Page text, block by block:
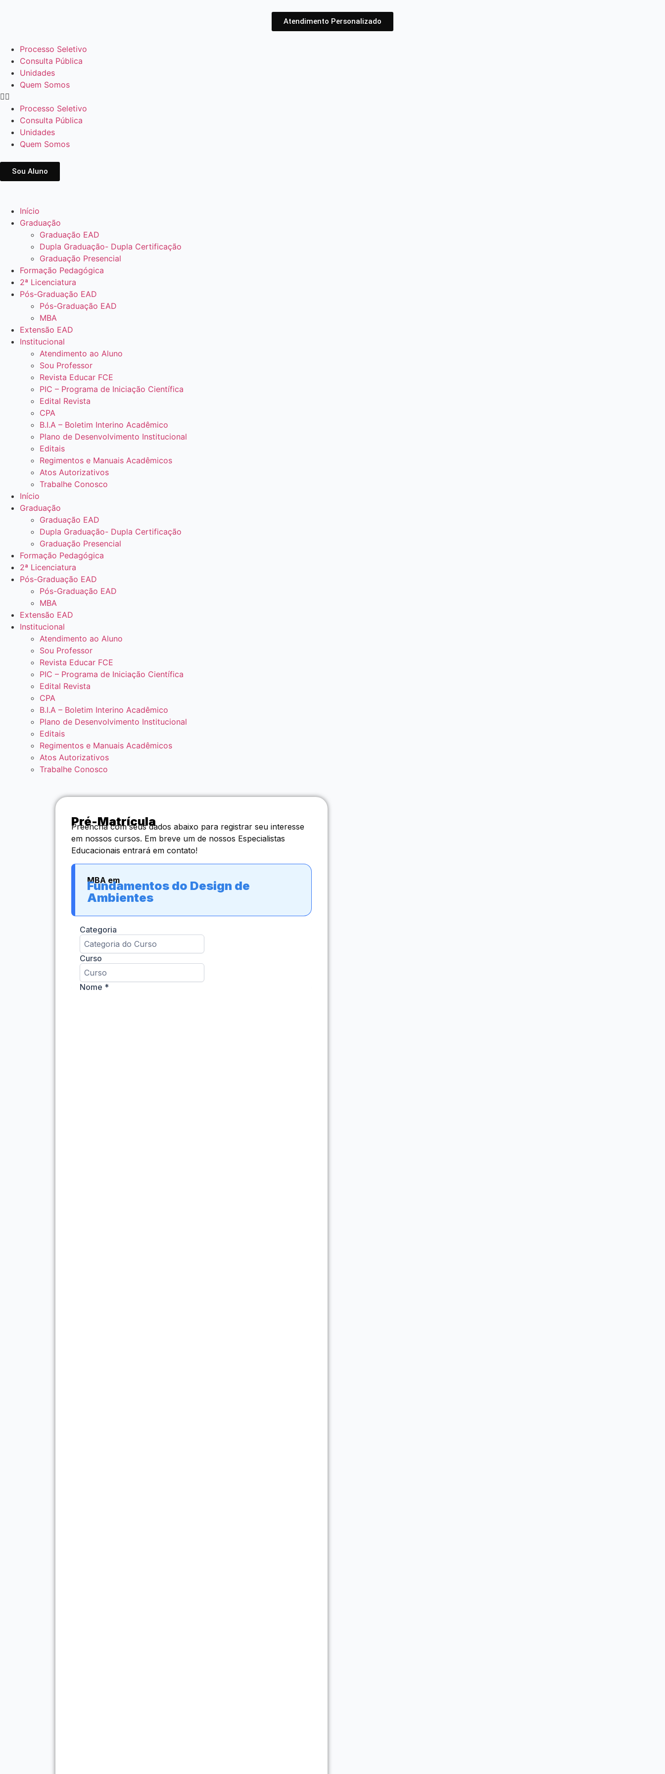
Atendimento Personalizado
Processo Seletivo
Consulta Pública
Unidades
Quem Somos
Processo Seletivo
Consulta Pública
Unidades
Quem Somos
Sou Aluno
Início
Graduação
Graduação EAD
Dupla Graduação- Dupla Certificação
Graduação Presencial
Formação Pedagógica
2ª Licenciatura
Pós-Graduação EAD
Pós-Graduação EAD
MBA
Extensão EAD
Institucional
Atendimento ao Aluno
Sou Professor
Revista Educar FCE
PIC – Programa de Iniciação Científica
Edital Revista
CPA
B.I.A – Boletim Interino Acadêmico
Plano de Desenvolvimento Institucional
Editais
Regimentos e Manuais Acadêmicos
Atos Autorizativos
Trabalhe Conosco
Início
Graduação
Graduação EAD
Dupla Graduação- Dupla Certificação
Graduação Presencial
Formação Pedagógica
2ª Licenciatura
Pós-Graduação EAD
Pós-Graduação EAD
MBA
Extensão EAD
Institucional
Atendimento ao Aluno
Sou Professor
Revista Educar FCE
PIC – Programa de Iniciação Científica
Edital Revista
CPA
B.I.A – Boletim Interino Acadêmico
Plano de Desenvolvimento Institucional
Editais
Regimentos e Manuais Acadêmicos
Atos Autorizativos
Trabalhe Conosco
Pré-Matrícula
Preencha com seus dados abaixo para registrar seu interesse
em nossos cursos. Em breve um de nossos Especialistas
Educacionais entrará em contato!
MBA em
Fundamentos do Design de
Ambientes